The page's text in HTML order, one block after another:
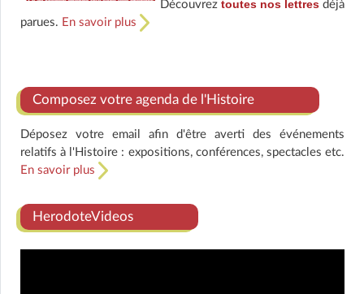
Découvrez toutes nos lettresdéjà
parues. En savoir plus
Composez votre agenda de l'Histoire
Déposez votre email afin d'être averti des événements
relatifs à l'Histoire : expositions, conférences, spectacles etc.
En savoir plus
HerodoteVideos